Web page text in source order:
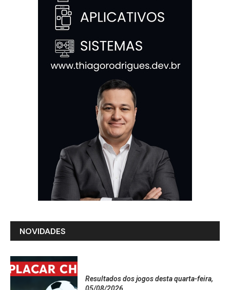
NOVIDADES
Resultados dos jogos desta quarta-feira,
05/08/2026